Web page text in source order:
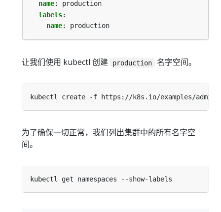
name:
production
labels:
name: production
让我们使用 kubectl 创建 production 名字空间。
为了确保一切正常，我们列出集群中的所有名字空
间。